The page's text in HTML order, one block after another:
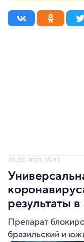
25.05.2021, 15:43
результаты
Препарат
бразильский и